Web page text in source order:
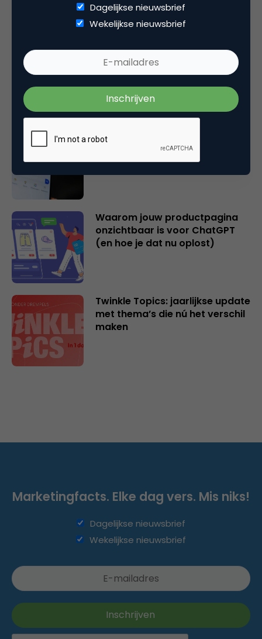
Gerelateerde artikelen
2 overschatte SEO KPI’s [+ 2
cijfers die wél je succes
bepalen!]
Hoe AI zoeken en vinden op
internet fundamenteel
verandert
Waarom jouw productpagina
onzichtbaar is voor ChatGPT
(en hoe je dat nu oplost)
Twinkle Topics: jaarlijkse update
met thema’s die nú het verschil
maken
Dagelijkse nieuwsbrief
Wekelijkse nieuwsbrief
Marketingfacts. Elke dag vers. Mis niks!
Dagelijkse nieuwsbrief
Wekelijkse nieuwsbrief